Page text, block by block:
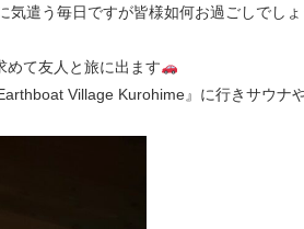
気遣う毎日ですが皆様如何お過ごしでしょ
めて友人と旅に出ます
Village Kurohime』に行きサウナ